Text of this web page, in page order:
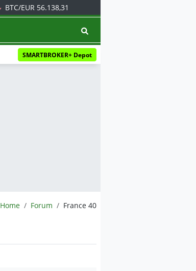
BTC/EUR 56.138,31
SMARTBROKER+ Depot
BörsenNEWS.de
Home Forum France 40